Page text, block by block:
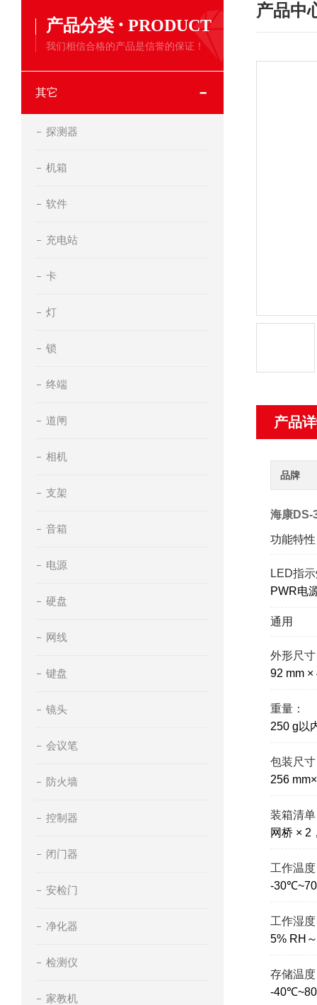
产品分类 · PRODUCT
我们相信合格的产品是信誉的保证！
其它
探测器
机箱
软件
充电站
卡
灯
锁
终端
道闸
相机
支架
音箱
电源
硬盘
网线
键盘
镜头
会议笔
防火墙
控制器
闭门器
安检门
净化器
检测仪
家教机
产品中
产品
品牌
海康DS-
功能特性
LED指
PWR电
通用
外形尺
92 mm ×
重量：
250 g以
包装尺
256
装箱清
网桥 × 2
工作温
-
工作湿
5% RH
存储温
-